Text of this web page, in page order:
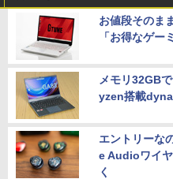
お値段そのま
「お得なゲー
メモリ32GB
yzen搭載
エントリーな
e Audioワイ
く